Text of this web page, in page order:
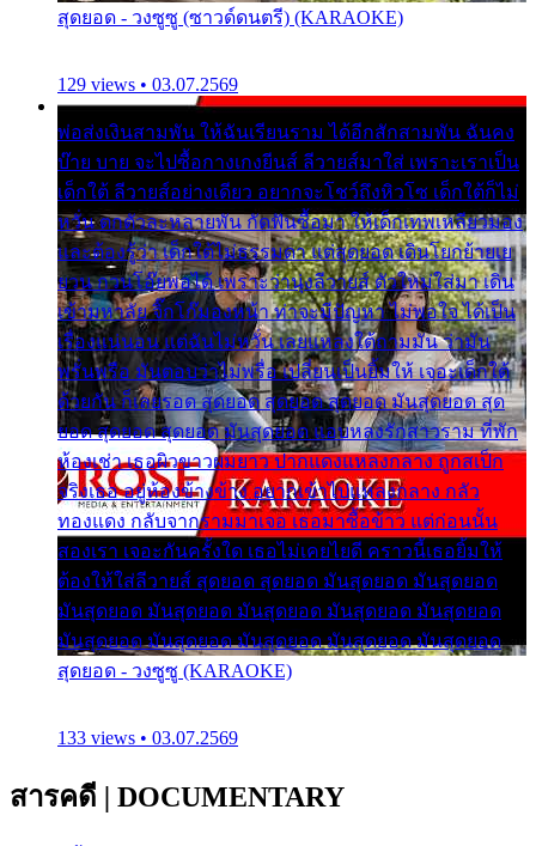
สุดยอด - วงซูซู (ซาวด์ดนตรี) (KARAOKE)
129 views • 03.07.2569
พ่อส่งเงินสามพัน ให้ฉันเรียนราม ได้อีกสักสามพัน ฉันคง
บ๊าย บาย จะไปซื้อกางเกงยีนส์ ลีวายส์มาใส่ เพราะเราเป็น
เด็กใต้ ลีวายส์อย่างเดียว อยากจะโชว์ถึงหิวโซ เด็กใต้ก็ไม่
หวั่น ตกตัวละหลายพัน กัดฟันซื้อมา ให้เด็กเทพเหลียวมอง
และต้องรู้ว่า เด็กใต้ไม่ธรรมดา แต่สุดยอด เดินโยกย้ายเย
ยวน กวนโอ๊ยพอได้ เพราะว่านุ่งลีวายส์ ตัวใหม่ใส่มา เดิน
เข้ามหาลัย จิ๊กโก๊มองหน้า ท่าจะมีปัญหา ไม่พอใจ ได้เป็น
เรื่องแน่นอน แต่ฉันไม่หวั่น เลยแหลงใต้ถามมัน ว่ามัน
พรั่นพรือ มันตอบว่าไม่พรื่อ เปลี่ยนเป็นยิ้มให้ เจอะเด็กใต้
ด้วยกัน ก็เลยรอด สุดยอด สุดยอด สุดยอด มันสุดยอด สุด
ยอด สุดยอด สุดยอด มันสุดยอด แอบหลงรักสาวราม ที่พัก
ห้องเช่า เธอผิวขาวผมยาว ปากแดงแหลงกลาง ถูกสเป็ก
จริงเธอ อยู่ห้องข้างข้าง อยากเข้าไปแหลงกลาง กลัว
ทองแดง กลับจากรามมาเจอ เธอมาซื้อข้าว แต่ก่อนนั้น
สองเรา เจอะกันครั้งใด เธอไม่เคยไยดี คราวนี้เธอยิ้มให้
ต้องให้ใส่ลีวายส์ สุดยอด สุดยอด มันสุดยอด มันสุดยอด
มันสุดยอด มันสุดยอด มันสุดยอด มันสุดยอด มันสุดยอด
มันสุดยอด มันสุดยอด มันสุดยอด มันสุดยอด มันสุดยอด
สุดยอด - วงซูซู (KARAOKE)
133 views • 03.07.2569
สารคดี | DOCUMENTARY